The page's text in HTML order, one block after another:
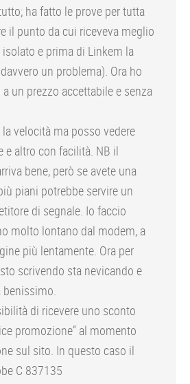
ha fatto le prove per tutta
il punto da cui riceveva meglio
e prima di Linkem la
un problema). Ora ho
un prezzo accettabile e senza
velocità ma posso vedere
e altro con facilità. NB il
bene, però se avete una
piani potrebbe servire un
di segnale. Io faccio
molto lontano dal modem, a
più lentamente. Ora per
scrivendo sta nevicando e
di ricevere uno sconto
promozione” al momento
sul sito. In questo caso il
C 837135